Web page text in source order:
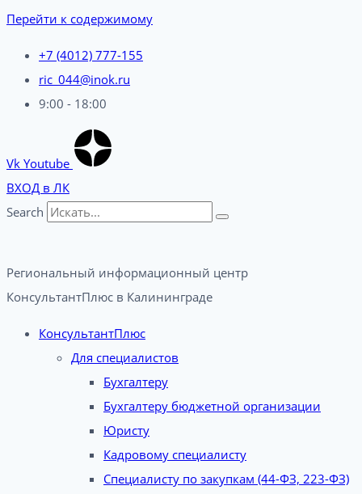
Перейти к содержимому
+7 (4012) 777-155
ric_044@inok.ru
9:00 - 18:00
Vk Youtube
ВХОД в ЛК
Search
Региональный информационный центр
КонсультантПлюс в Калининграде​
КонсультантПлюс
Для специалистов
Бухгалтеру
Бухгалтеру бюджетной организации
Юристу
Кадровому специалисту
Специалисту по закупкам (44-ФЗ, 223-ФЗ)